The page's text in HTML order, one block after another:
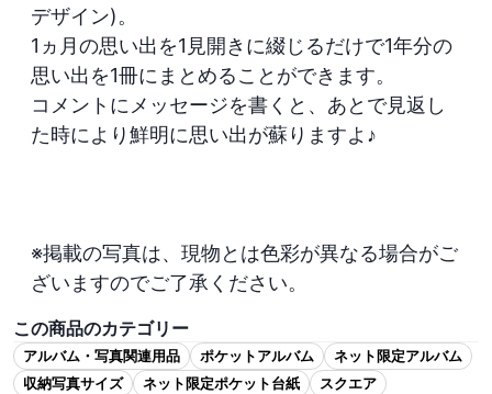
デザイン)。
1ヵ月の思い出を1見開きに綴じるだけで1年分の
思い出を1冊にまとめることができます。
コメントにメッセージを書くと、あとで見返し
た時により鮮明に思い出が蘇りますよ♪
※掲載の写真は、現物とは色彩が異なる場合がご
ざいますのでご了承ください。
この商品のカテゴリー
アルバム・写真関連用品 ポケットアルバム
ネット限定アルバム
収納写真サイズ
ネット限定ポケット台紙 スクエア